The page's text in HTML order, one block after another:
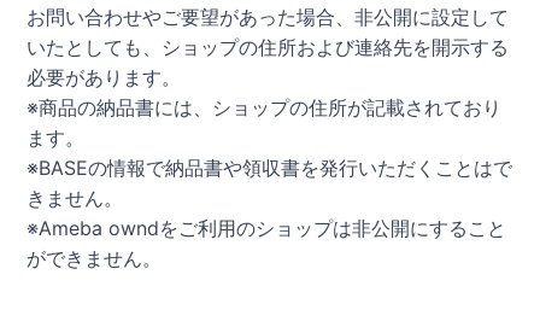
お問い合わせやご要望があった場合、非公開に設定して
いたとしても、ショップの住所および連絡先を開示する
必要があります。
※商品の納品書には、ショップの住所が記載されており
ます。
※BASEの情報で納品書や領収書を発行いただくことはで
きません。
※Ameba owndをご利用のショップは非公開にすること
ができません。